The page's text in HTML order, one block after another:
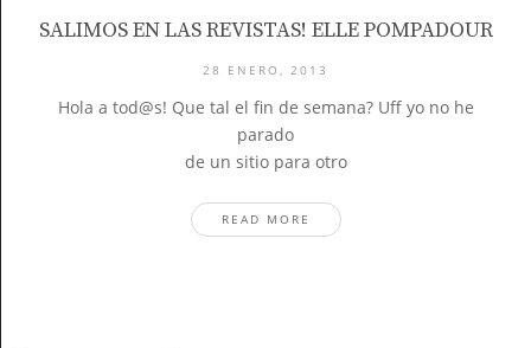
SALIMOS EN LAS REVISTAS! ELLE POMPADOUR
28 ENERO, 2013
Hola a tod@s! Que tal el fin de semana? Uff yo no he
parado
de un sitio para otro
READ MORE